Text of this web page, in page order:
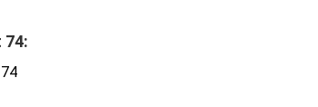
74: